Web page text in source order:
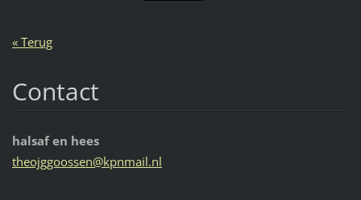
« Terug
Contact
halsaf en hees
theojggoossen@kpnmail.nl